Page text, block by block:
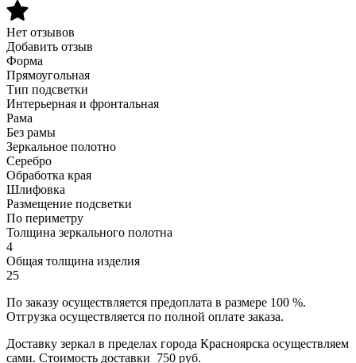
Нет отзывов
Добавить отзыв
Форма
Прямоугольная
Тип подсветки
Интерьерная и фронтальная
Рама
Без рамы
Зеркальное полотно
Серебро
Обработка края
Шлифовка
Размещение подсветки
По периметру
Толщина зеркального полотна
4
Общая толщина изделия
25
По заказу осуществляется предоплата в размере 100 %.
Отгрузка осуществляется по полной оплате заказа.
Доставку зеркал в пределах города Красноярска осуществляем
сами. Стоимость доставки 750 руб.